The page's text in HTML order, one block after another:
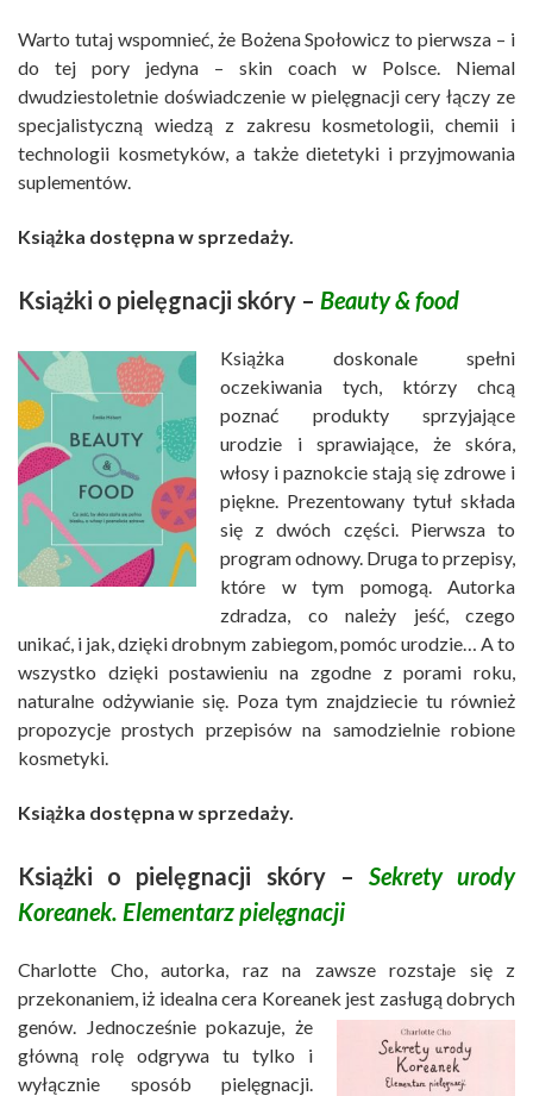
Warto tutaj wspomnieć, że Bożena Społowicz to pierwsza – i
do tej pory jedyna – skin coach w Polsce. Niemal
dwudziestoletnie doświadczenie w pielęgnacji cery łączy ze
specjalistyczną wiedzą z zakresu kosmetologii, chemii i
technologii kosmetyków, a także dietetyki i przyjmowania
suplementów.
Książka dostępna w sprzedaży.
Książki o pielęgnacji skóry – Beauty & food
Książka doskonale spełni
oczekiwania tych, którzy chcą
poznać produkty sprzyjające
urodzie i sprawiające, że skóra,
włosy i paznokcie stają się zdrowe i
piękne. Prezentowany tytuł składa
się z dwóch części. Pierwsza to
program odnowy. Druga to przepisy,
które w tym pomogą. Autorka
zdradza, co należy jeść, czego
unikać, i jak, dzięki drobnym zabiegom, pomóc urodzie… A to
wszystko dzięki postawieniu na zgodne z porami roku,
naturalne odżywianie się. Poza tym znajdziecie tu również
propozycje prostych przepisów na samodzielnie robione
kosmetyki.
Książka dostępna w sprzedaży.
Książki o pielęgnacji skóry – Sekrety urody
Koreanek. Elementarz pielęgnacji
Charlotte Cho, autorka, raz na zawsze rozstaje się z
przekonaniem, iż idealna cera Koreanek jest zasługą dobrych
genów. Jednocześnie pokazuje, że
główną rolę odgrywa tu tylko i
wyłącznie sposób pielęgnacji.